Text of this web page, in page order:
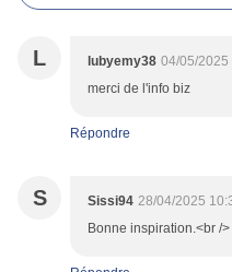
L lubyemy38 04/05/2025
merci de l'info biz
Répondre
S Sissi94 28/04/2025
Bonne inspiration.<br /